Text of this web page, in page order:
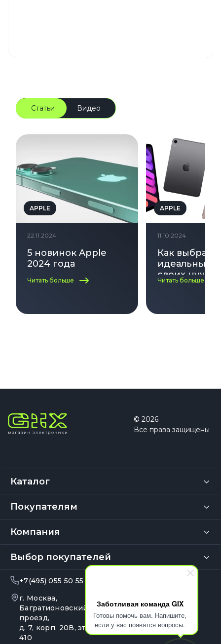
Заботливая команда GIX
Готовы помочь вам. Напишите,
если у вас появятся вопросы.
Статьи Видео
APPLE
22.11.2024
5 новинок Apple
2024 года
Читать больше
APPLE
11.10.2024
Как выбрать
идеальный
своих нужд:
по выбору
Читать больше
© 2026
Все права защищены
Каталог
Покупателям
Компания
Выбор покупателей
+7(495) 055 50 55
г. Москва,
Багратионовский
проезд,
д. 7, корп. 20В, эт. 4, оф.
410
Ежедневно